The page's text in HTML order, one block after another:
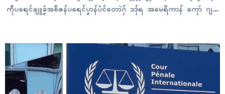
ကဵုပရေၚ်ချူခၞံအစဳဇန်ပရေၚ်ပၞာန်ပံၚ်တောဲဂှ် ဒဒှ်ရ အမေရိကာန် ကေုာံ ဂျပါ